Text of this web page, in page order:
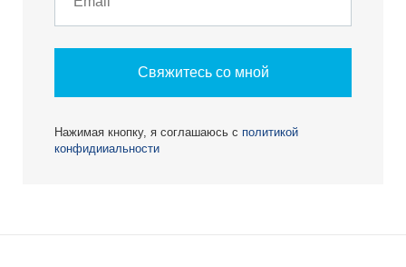
Свяжитесь со мной
Нажимая кнопку, я соглашаюсь с политикой
конфидииальности